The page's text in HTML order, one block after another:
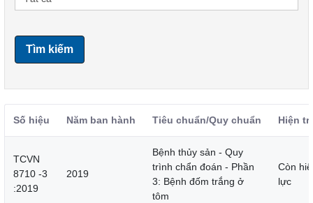
Tìm kiếm
Số hiệu Năm ban hành Tiêu chuẩn/Quy chuẩn Hiện
TCVN
8710 -3
:2019
2019
Bệnh thủy sản - Quy
trình chẩn đoán - Phần
3: Bệnh đốm trắng ở
tôm
Còn
lực